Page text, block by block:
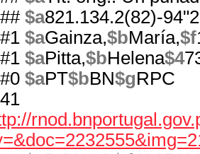
## $a821.134.2(82)-
#1 $aGainza,$bMaría,$f
#1 $aPitta,$bHelena$4
#0 $aPT$bBN$gRPC
41